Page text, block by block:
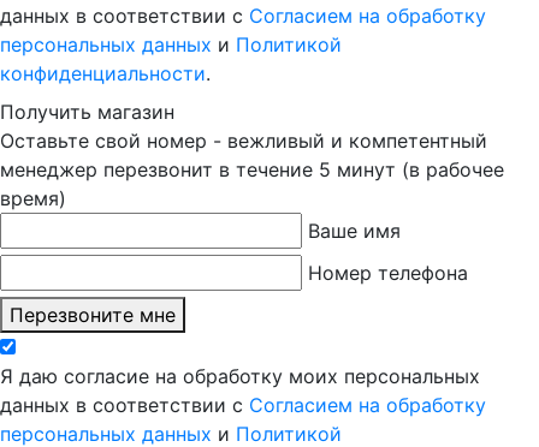
данных в соответствии с Согласием на обработку
персональных данных и Политикой
конфиденциальности.
Получить магазин
Оставьте свой номер - вежливый и компетентный
менеджер перезвонит в течение 5 минут (в рабочее
время)
Ваше имя
Номер телефона
Перезвоните мне
Я даю согласие на обработку моих персональных
данных в соответствии с Согласием на обработку
персональных данных и Политикой